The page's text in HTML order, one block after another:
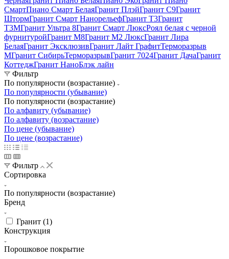
СмартПиано Смарт БелаяГранит ПлэйГранит С9Гранит
ШтормГранит Смарт НанорельефГранит Т3Гранит
Т3МГранит Ультра 8Гранит Смарт ЛюксРоял белая с черной
фурнитуройГранит М8Гранит М2 ЛюксГранит Лира
БелаяГранит ЭксклюзивГранит Лайт ГрафитТерморазрыв
МГранит СибирьТерморазрывГранит 7024Гранит ДачаГранит
КоттеджГранит НаноБлэк лайн
Фильтр
По популярности (возрастание)
По популярности (убывание)
По популярности (возрастание)
По алфавиту (убывание)
По алфавиту (возрастание)
По цене (убывание)
По цене (возрастание)
Фильтр
Сортировка
По популярности (возрастание)
Бренд
Гранит (1)
Конструкция
Порошковое покрытие